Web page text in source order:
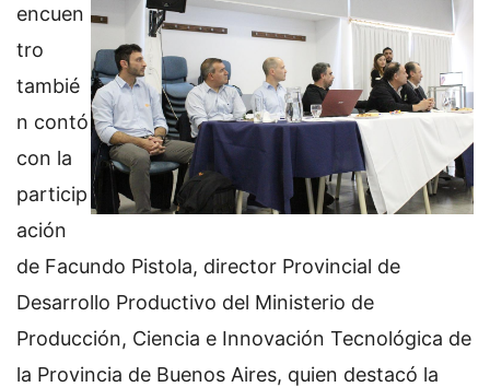
encuen
tro
tambié
n contó
con la
particip
ación
de Facundo Pistola, director Provincial de
Desarrollo Productivo del Ministerio de
Producción, Ciencia e Innovación Tecnológica de
la Provincia de Buenos Aires, quien destacó la